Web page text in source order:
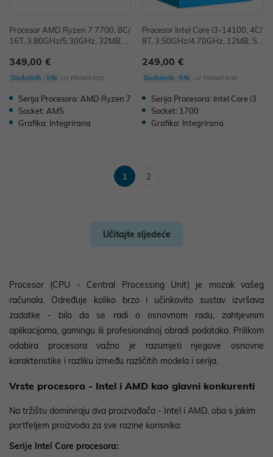
Procesor AMD Ryzen 7 7700, 8C/
16T, 3.80GHz/5.30GHz, 32MB, S
349,00 €
Dodatnih -5% uz PROMO KOD
Serija Procesora: AMD Ryzen 7
Socket: AM5
Grafika: Integrirana
Procesor Intel Core i3-14100, 4C/
8T, 3.50GHz/4.70GHz, 12MB, So
249,00 €
Dodatnih -5% uz PROMO KOD
Serija Procesora: Intel Core i3
Socket: 1700
Grafika: Integrirana
1 2
Učitajte sljedeće
Procesor (CPU - Central Processing Unit) je mozak vašeg
računala. Određuje koliko brzo i učinkovito sustav izvršava
zadatke - bilo da se radi o osnovnom radu, zahtjevnim
aplikacijama, gamingu ili profesionalnoj obradi podataka. Prilikom
odabira procesora važno je razumjeti njegove osnovne
karakteristike i razliku između različitih modela i serija.
Vrste procesora - Intel i AMD kao glavni konkurenti
Na tržištu dominiraju dva proizvođača - Intel i AMD, oba s jakim
portfeljem proizvoda za sve razine korisnika.
Serije Intel Core procesora: